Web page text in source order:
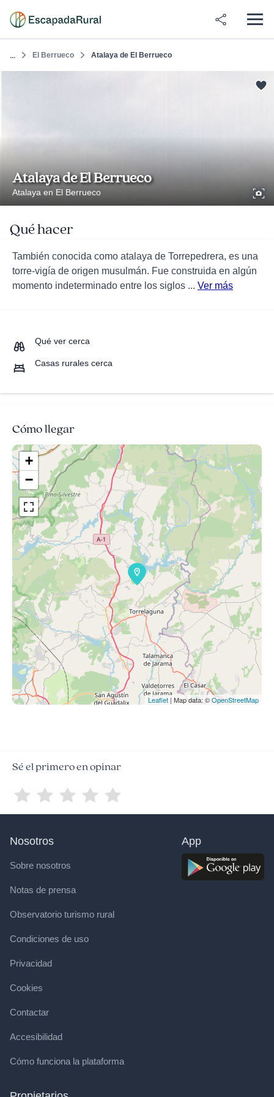
... El Berrueco Atalaya de El Berrueco
Atalaya de El Berrueco
Atalaya en El Berrueco
Qué hacer
También conocida como atalaya de Torrepedrera, es una
torre-vigía de origen musulmán. Fue construida en algún
momento indeterminado entre los siglos ... Ver más
Qué ver cerca
Casas rurales cerca
Cómo llegar
+
−
Leaflet | Map data: ©OpenStreetMap
Sé el primero en opinar
Nosotros
Sobre nosotros
Notas de prensa
Observatorio turismo rural
Condiciones de uso
Privacidad
Cookies
Contactar
Accesibilidad
Cómo funciona la plataforma
App